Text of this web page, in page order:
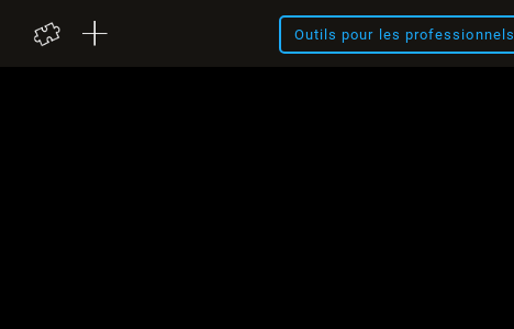
Outils pour les professionnels